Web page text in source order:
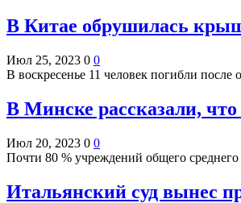
В Китае обрушилась
Июл 25, 2023 0 0
В воскресенье 11 человек погибли
В Минске рассказали,
Июл 20, 2023 0 0
Почти 80 % учреждений общего
Итальянский суд вынес